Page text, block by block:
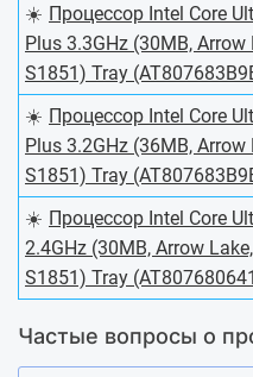
☀️ Процессор Intel Core
Plus 3.3GHz (30MB, Arrow
S1851) Tray
☀️ Процессор Intel Core
Plus 3.2GHz (36MB, Arrow
S1851) Tray
☀️ Процессор Intel Core
2.4GHz (30MB, Arrow
S1851) Tray
Частые вопросы о